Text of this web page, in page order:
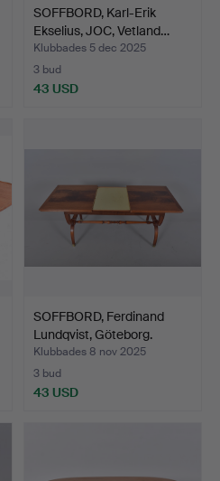
SOFFBORD, Karl-Erik
Ekselius, JOC, Vetland…
Klubbades 5 dec 2025
3 bud
43 USD
SOFFBORD, Ferdinand
Lundqvist, Göteborg.
Klubbades 8 nov 2025
3 bud
43 USD